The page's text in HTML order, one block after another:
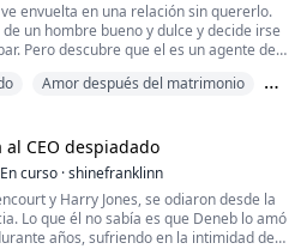
envuelta en una relación sin quererlo.
un hombre bueno y dulce y decide irse
Pero descubre que el es un agente de
Amor después del matrimonio
al CEO despiadado
En curso ·shinefranklinn
y Harry Jones, se odiaron desde la
Lo que él no sabía es que Deneb lo amó
años, sufriendo en la intimidad de